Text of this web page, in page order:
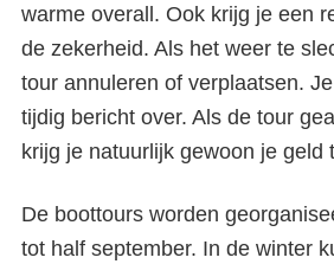
warme overall. Ook krijg je een
de zekerheid. Als het weer te
tour annuleren of verplaatsen.
tijdig bericht over. Als de tour
krijg je natuurlijk gewoon je geld
De boottours worden
tot half september. In de winter